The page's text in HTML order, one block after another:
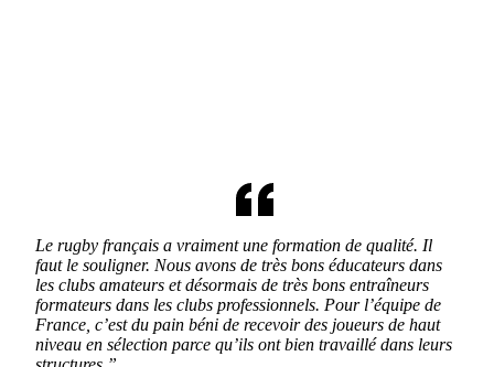
Le rugby français a vraiment une formation de qualité. Il
faut le souligner. Nous avons de très bons éducateurs dans
les clubs amateurs et désormais de très bons entraîneurs
formateurs dans les clubs professionnels. Pour l’équipe de
France, c’est du pain béni de recevoir des joueurs de haut
niveau en sélection parce qu’ils ont bien travaillé dans leurs